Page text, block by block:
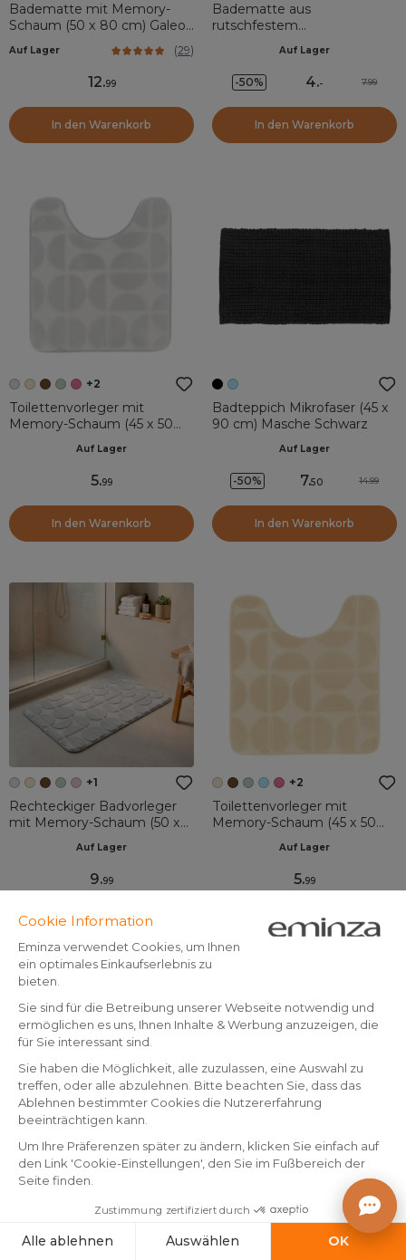
Badematte mit Memory-
Schaum (50 x 80 cm) Galeo
Auf Lager (29)
12.99
In den Warenkorb
Badematte aus
rutschfestem
Essential Nature Grün
Auf Lager
-50% 4.- 7.99
In den Warenkorb
+2
Toilettenvorleger mit
Memory-Schaum (45 x 50
Auf Lager
5.99
In den Warenkorb
Badteppich Mikrofaser (45 x
90 cm) Masche Schwarz
Auf Lager
-50% 7.50 14.99
In den Warenkorb
+1
Rechteckiger Badvorleger
mit Memory-Schaum (50 x
Auf Lager
9.99
In den Warenkorb
+2
Toilettenvorleger mit
Memory-Schaum (45 x 50
Auf Lager
5.99
In den Warenkorb
Rechteckiger Badteppich
aus Baumwolle (45 x 90 cm)
Mismo GrünAuf Lager
Toilettenvorleger mit
Memory-Schaum (45 x 50
cm) Galeo Marineblau
Auf Lager